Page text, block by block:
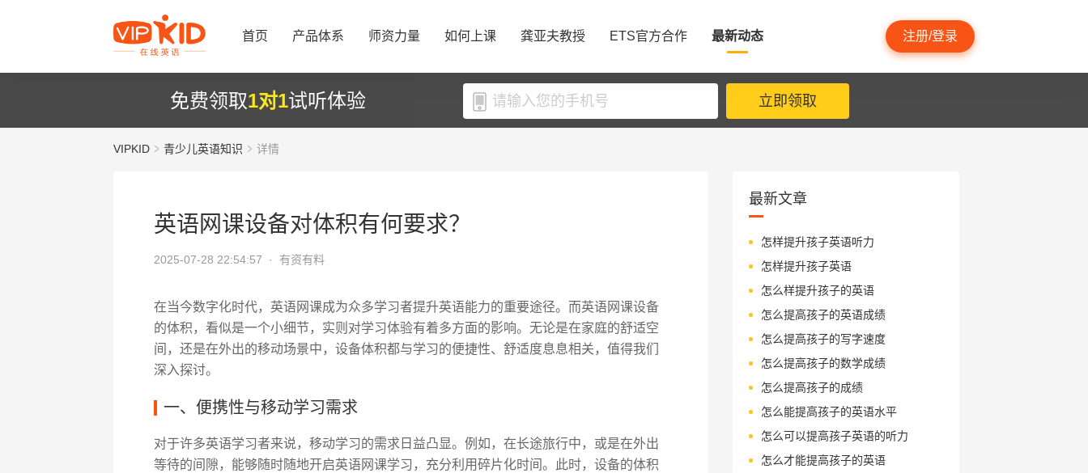
首页 产品体系 师资力量 如何上课 龚亚夫教授 ETS官方合作 最新动态 注册/登录
免费领取1对1试听体验 立即领取
VIPKID 青少儿英语知识 详情
英语网课设备对体积有何要求？
2025-07-28 22:54:57 · 有资有料
在当今数字化时代，英语网课成为众多学习者提升英语能力的重要途径。而英语网课设备
的体积，看似是一个小细节，实则对学习体验有着多方面的影响。无论是在家庭的舒适空
间，还是在外出的移动场景中，设备体积都与学习的便捷性、舒适度息息相关，值得我们
深入探讨。
一、便携性与移动学习需求
对于许多英语学习者来说，移动学习的需求日益凸显。例如，在长途旅行中，或是在外出
等待的间隙，能够随时随地开启英语网课学习，充分利用碎片化时间。此时，设备的体积
最新文章
怎样提升孩子英语听力
怎样提升孩子英语
怎么样提升孩子的英语
怎么提高孩子的英语成绩
怎么提高孩子的写字速度
怎么提高孩子的数学成绩
怎么提高孩子的成绩
怎么能提高孩子的英语水平
怎么可以提高孩子英语的听力
怎么才能提高孩子的英语